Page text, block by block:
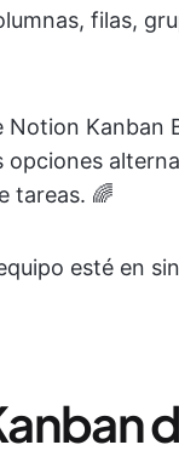
filas,
Notion Kanban
opciones
tareas. 🌈
esté en